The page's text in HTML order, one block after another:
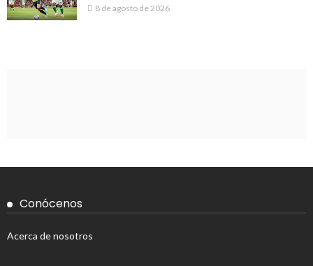
8 de agosto de 2026
Conócenos
Acerca de nosotros